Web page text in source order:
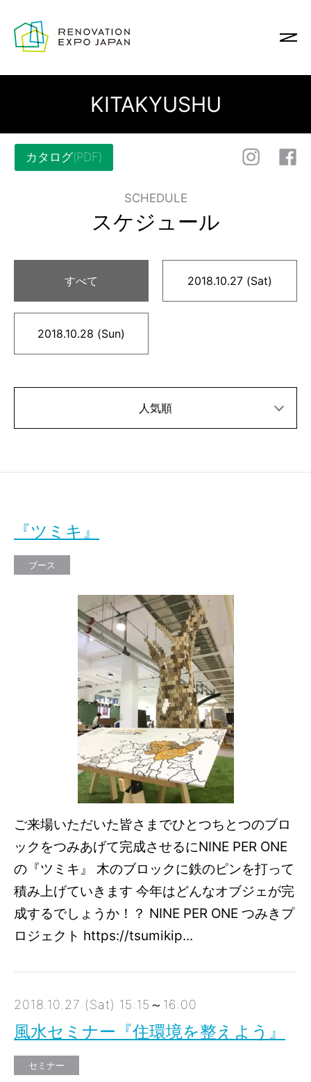
KITAKYUSHU
カタログ(PDF)
SCHEDULE
スケジュール
すべて 2018.10.27 (Sat)
2018.10.28 (Sun)
人気順
『ツミキ』
ブース
ご来場いただいた皆さまでひとつちとつのブロ
ックをつみあげて完成させるにNINE PER ONE
の『ツミキ』 木のブロックに鉄のピンを打って
積み上げていきます 今年はどんなオブジェが完
成するでしょうか！？ NINE PER ONE つみきプ
ロジェクト https://tsumikip...
2018.10.27 (Sat) 15:15～16:00
風水セミナー『住環境を整えよう』
セミナー